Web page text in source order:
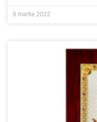
9 martie 2022